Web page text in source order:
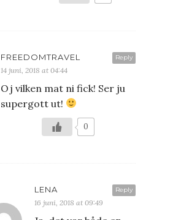
Reply
FREEDOMTRAVEL
14 juni, 2018 at 04:44
Oj vilken mat ni fick! Ser ju
supergott ut!
0
Reply
LENA
16 juni, 2018 at 09:49